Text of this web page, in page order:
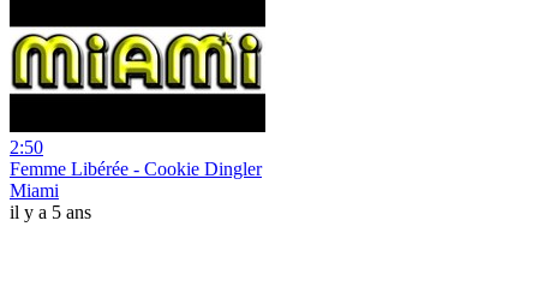
2:50
Femme Libérée - Cookie Dingler
Miami
il y a 5 ans